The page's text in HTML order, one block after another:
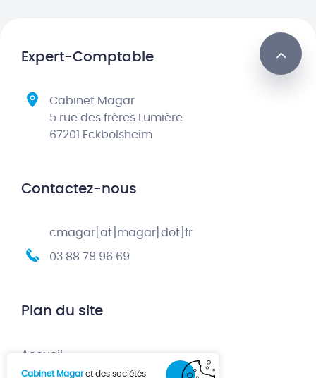
Expert-Comptable
Cabinet Magar
5 rue des frères Lumière
67201 Eckbolsheim
Contactez-nous
cmagar[at]magar[dot]fr
03 88 78 96 69
Plan du site
Accueil
Cabinet Magaret des sociétés